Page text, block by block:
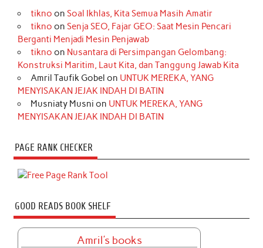
tikno on Soal Ikhlas, Kita Semua Masih Amatir
tikno on Senja SEO, Fajar GEO: Saat Mesin Pencari
Berganti Menjadi Mesin Penjawab
tikno on Nusantara di Persimpangan Gelombang:
Konstruksi Maritim, Laut Kita, dan Tanggung Jawab Kita
Amril Taufik Gobel on UNTUK MEREKA, YANG
MENYISAKAN JEJAK INDAH DI BATIN
Musniaty Musni on UNTUK MEREKA, YANG
MENYISAKAN JEJAK INDAH DI BATIN
PAGE RANK CHECKER
GOOD READS BOOK SHELF
Amril's books